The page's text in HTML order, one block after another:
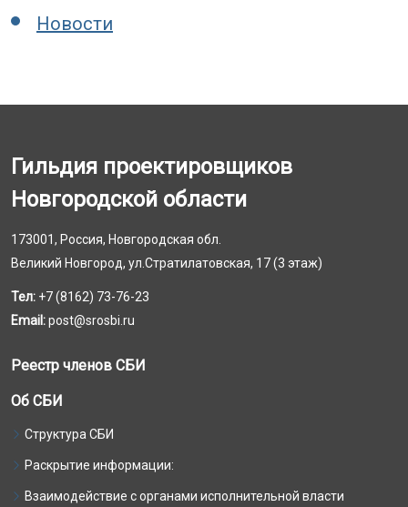
Новости
Гильдия проектировщиков
Новгородской области
173001, Россия, Новгородская обл.
Великий Новгород, ул.Стратилатовская, 17 (3 этаж)
Тел: +7 (8162) 73-76-23
Email:post@srosbi.ru
Реестр членов СБИ
Об СБИ
Структура СБИ
Раскрытие информации:
Взаимодействие с органами исполнительной власти